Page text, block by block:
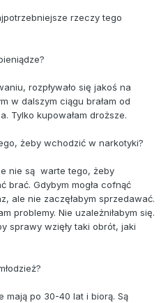
rzeczy tego
rozpływało się jakoś na
w dalszym ciągu brałam od
Tylko kupowałam droższe.
żeby wchodzić w narkotyki?
nie są warte tego, żeby
brać. Gdybym mogła cofnąć
ale nie zaczęłabym sprzedawać.
problemy. Nie uzależniłabym się.
sprawy wzięły taki obrót, jaki
mają po 30-40 lat i biorą. Są